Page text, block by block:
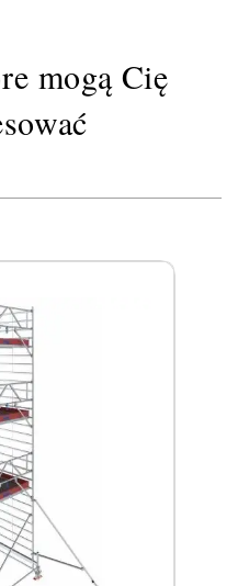
mogą Cię